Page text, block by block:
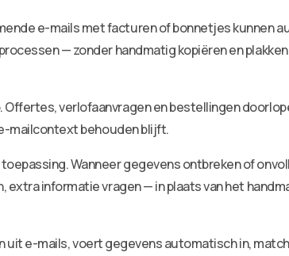
e-mails met facturen of bonnetjes kunnen
— zonder handmatig kopiëren en
verlofaanvragen en bestellingen
mailcontext behouden blijft.
Wanneer gegevens ontbreken of
informatie vragen — in plaats van het
e-mails, voert gegevens automatisch in,